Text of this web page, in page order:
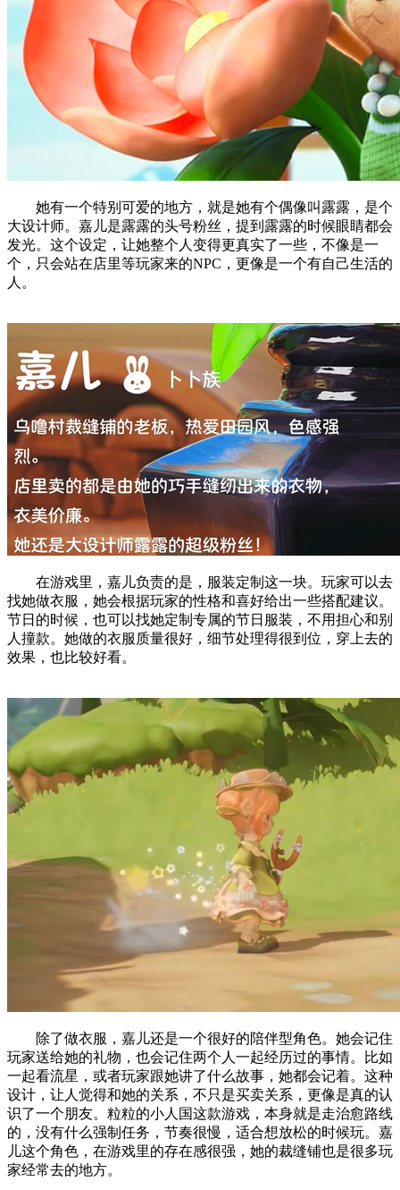
她有一个特别可爱的地方，就是她有个偶像叫露露，是个
大设计师。嘉儿是露露的头号粉丝，提到露露的时候眼睛都会
发光。这个设定，让她整个人变得更真实了一些，不像是一
个，只会站在店里等玩家来的NPC，更像是一个有自己生活的
人。
在游戏里，嘉儿负责的是，服装定制这一块。玩家可以去
找她做衣服，她会根据玩家的性格和喜好给出一些搭配建议。
节日的时候，也可以找她定制专属的节日服装，不用担心和别
人撞款。她做的衣服质量很好，细节处理得很到位，穿上去的
效果，也比较好看。
除了做衣服，嘉儿还是一个很好的陪伴型角色。她会记住
玩家送给她的礼物，也会记住两个人一起经历过的事情。比如
一起看流星，或者玩家跟她讲了什么故事，她都会记着。这种
设计，让人觉得和她的关系，不只是买卖关系，更像是真的认
识了一个朋友。粒粒的小人国这款游戏，本身就是走治愈路线
的，没有什么强制任务，节奏很慢，适合想放松的时候玩。嘉
儿这个角色，在游戏里的存在感很强，她的裁缝铺也是很多玩
家经常去的地方。